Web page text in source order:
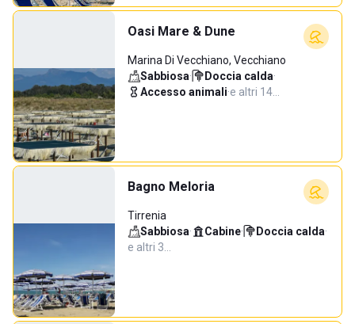
Oasi Mare & Dune
Marina Di Vecchiano, Vecchiano
Sabbiosa· Doccia calda·
Accesso animali·e altri 14…
Bagno Meloria
Tirrenia
Sabbiosa· Cabine· Doccia calda·
e altri 3…